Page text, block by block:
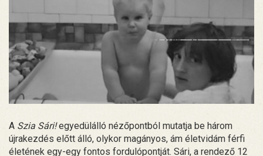
A Szia Sári!egyedülálló nézőpontból mutatja be három
újrakezdés előtt álló, olykor magányos, ám életvidám férfi
életének egy-egy fontos fordulópontját. Sári, a rendező 12